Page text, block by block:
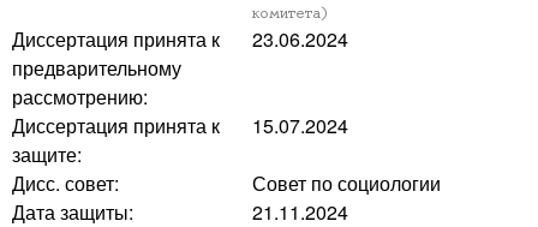
комитета)
Диссертация принята к
предварительному
рассмотрению:
23.06.2024
Диссертация принята к
защите:
15.07.2024
Дисс. совет:
Совет по социологии
Дата защиты:
21.11.2024